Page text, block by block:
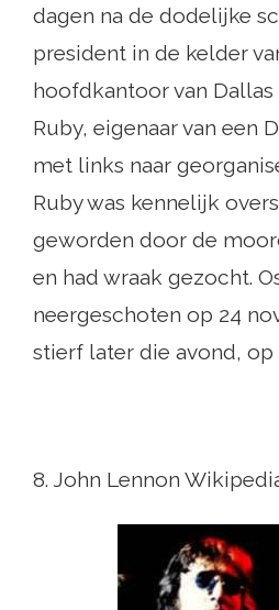
dagen na de dodelijke
president in de kelder
hoofdkantoor van
Ruby, eigenaar van een
met links naar
Ruby was kennelijk
geworden door de
en had wraak gezocht.
neergeschoten op 24
stierf later die avond, op
8. John Lennon